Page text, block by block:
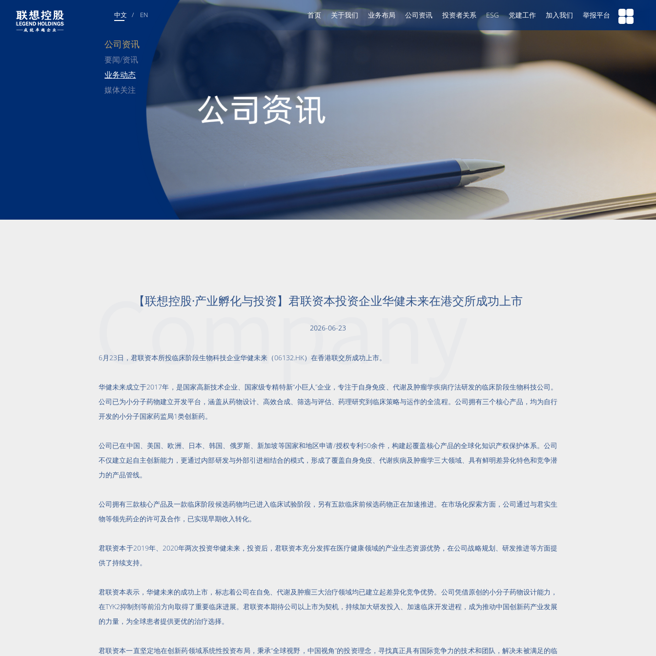
首页 关于我们 业务布局 公司资讯 投资者关系 ESG 党建工作 加入我们 举报平台
中文 / EN
公司资讯
要闻/资讯
业务动态
媒体关注
【联想控股·产业孵化与投资】君联资本投资企业华健未来在港交所成功上市
2026-06-23
6月23日，君联资本所投临床阶段生物科技企业华健未来（06132.HK）在香港联交所成功上市。
华健未来成立于2017年，是国家高新技术企业、国家级专精特新“小巨人”企业，专注于自身免疫、代谢及肿瘤学疾病疗法研发的临床阶段生物科技公司。
公司已为小分子药物建立开发平台，涵盖从药物设计、高效合成、筛选与评估、药理研究到临床策略与运作的全流程。公司拥有三个核心产品，均为自行
开发的小分子国家药监局1类创新药。
公司已在中国、美国、欧洲、日本、韩国、俄罗斯、新加坡等国家和地区申请/授权专利50余件，构建起覆盖核心产品的全球化知识产权保护体系。公司
不仅建立起自主创新能力，更通过内部研发与外部引进相结合的模式，形成了覆盖自身免疫、代谢疾病及肿瘤学三大领域、具有鲜明差异化特色和竞争潜
力的产品管线。
公司拥有三款核心产品及一款临床阶段候选药物均已进入临床试验阶段，另有五款临床前候选药物正在加速推进。在市场化探索方面，公司通过与君实生
物等领先药企的许可及合作，已实现早期收入转化。
君联资本于2019年、2020年两次投资华健未来，投资后，君联资本充分发挥在医疗健康领域的产业生态资源优势，在公司战略规划、研发推进等方面提
供了持续支持。
君联资本表示，华健未来的成功上市，标志着公司在自免、代谢及肿瘤三大治疗领域均已建立起差异化竞争优势。公司凭借原创的小分子药物设计能力，
在TYK2抑制剂等前沿方向取得了重要临床进展。君联资本期待公司以上市为契机，持续加大研发投入、加速临床开发进程，成为推动中国创新药产业发展
的力量，为全球患者提供更优的治疗选择。
君联资本一直坚定地在创新药领域系统性投资布局，秉承“全球视野，中国视角”的投资理念，寻找真正具有国际竞争力的技术和团队，解决未被满足的临